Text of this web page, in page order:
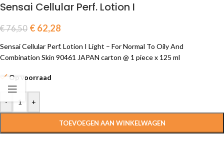
Sensai Cellular Perf. Lotion I
€76,50 € 62,28
Sensai Cellular Perf. Lotion I Light – For Normal To Oily And
Combination Skin 90461 JAPAN carton @ 1 piece x 125 ml
Op voorraad
- +
TOEVOEGEN AAN WINKELWAGEN